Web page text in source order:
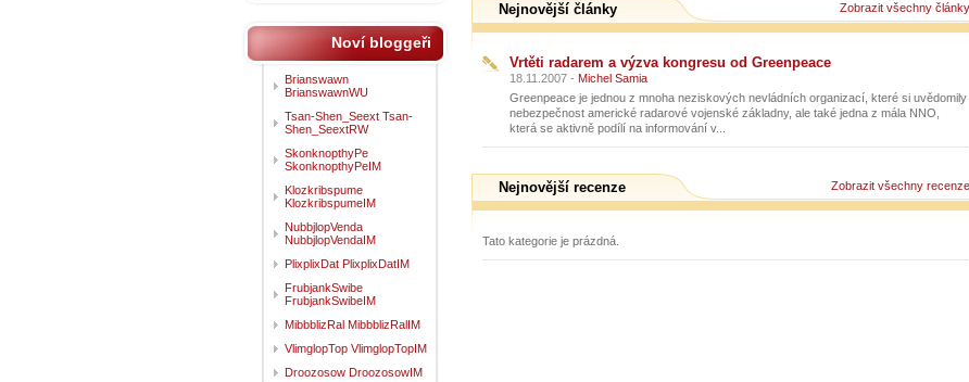
Zobrazit všechny
Nejnovější články
Vrtěti radarem a výzva kongresu od Greenpeace
18.11.2007 - Michel Samia
Greenpeace je jednou z mnoha neziskových nevládních organizací, které si uvědomily
nebezpečnost americké radarové vojenské základny, ale také jedna z mála NNO,
která se aktivně podílí na informování v...
Zobrazit všechny
Nejnovější recenze
Tato kategorie je prázdná.
Noví bloggeři
Brianswawn
BrianswawnWU
Tsan-Shen_Seext Tsan-
Shen_SeextRW
SkonknopthyPe
SkonknopthyPeIM
Klozkribspume
KlozkribspumeIM
NubbjlopVenda
NubbjlopVendaIM
PlixplixDat PlixplixDatIM
FrubjankSwibe
FrubjankSwibeIM
MibbblizRal MibbblizRalIM
VlimglopTop VlimglopTopIM
Droozosow DroozosowIM